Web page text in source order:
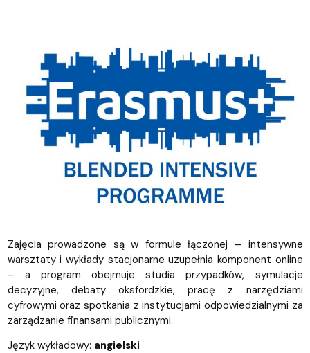
Zajęcia prowadzone są w formule łączonej – intensywne
warsztaty i wykłady stacjonarne uzupełnia komponent online
– a program obejmuje studia przypadków, symulacje
decyzyjne, debaty oksfordzkie, pracę z narzędziami
cyfrowymi oraz spotkania z instytucjami odpowiedzialnymi za
zarządzanie finansami publicznymi.
Język wykładowy: angielski